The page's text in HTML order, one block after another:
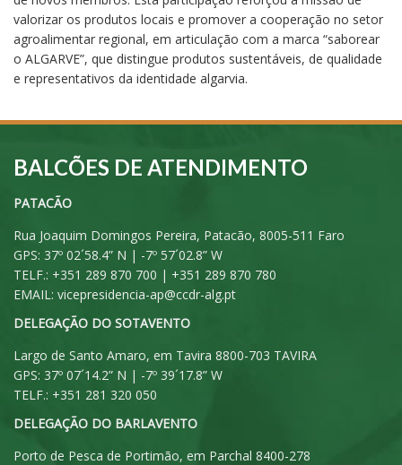
valorizar os produtos locais e promover a cooperação no setor
agroalimentar regional, em articulação com a marca “saborear
o ALGARVE”, que distingue produtos sustentáveis, de qualidade
e representativos da identidade algarvia.
BALCÕES DE ATENDIMENTO
PATACÃO
Rua Joaquim Domingos Pereira, Patacão, 8005-511 Faro
GPS: 37º 02´58.4” N | -7º 57´02.8” W
TELF.: +351 289 870 700 | +351 289 870 780
EMAIL: vicepresidencia-ap@ccdr-alg.pt
DELEGAÇÃO DO SOTAVENTO
Largo de Santo Amaro, em Tavira 8800-703 TAVIRA
GPS: 37º 07´14.2” N | -7º 39´17.8” W
TELF.: +351 281 320 050
DELEGAÇÃO DO BARLAVENTO
Porto de Pesca de Portimão, em Parchal 8400-278